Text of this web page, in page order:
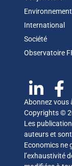
Environnement
International
Société
Observatoire
Abonnez vous
Copyrights ©
Les
auteurs et
Economics ne
l’exhaustivité